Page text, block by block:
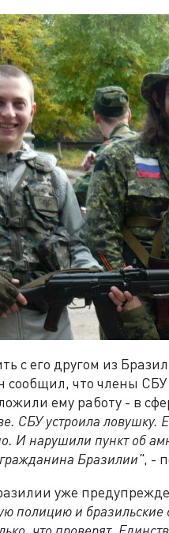
с его другом из
сообщил, что члены
ему работу - в
СБУустроила ловушку.
И нарушили пункт об
Бразилии", -
уже
полицию и